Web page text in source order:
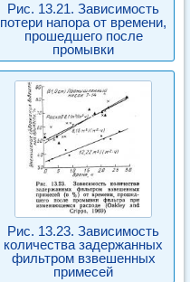
Рис. 13.21. Зависимость
потери напора от времени,
прошедшего после
промывки
Рис. 13.23. Зависимость
количества задержанных
фильтром взвешенных
примесей